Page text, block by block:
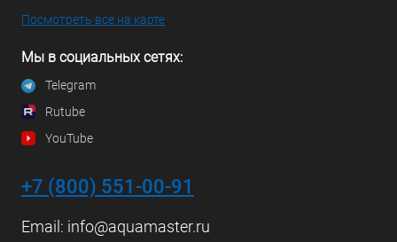
Посмотреть все на карте
Мы в социальных сетях:
Telegram
Rutube
YouTube
+7 (800) 551-00-91
Email: info@aquamaster.ru